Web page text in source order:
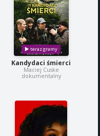
Kandydaci śmierci
Maciej Cuske
dokumentalny